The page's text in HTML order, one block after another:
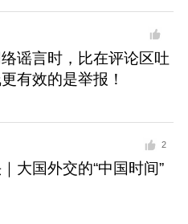
谣言时，比在评论区吐
有效的是举报！
2
大国外交的“中国时间”